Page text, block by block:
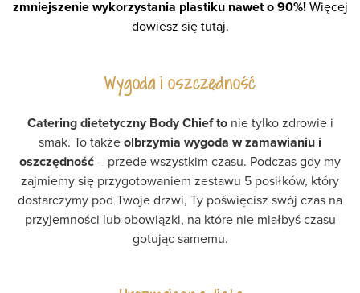
zmniejszenie wykorzystania plastiku nawet o 90%!Więcej
dowiesz się tutaj.
Wygoda i oszczędność
Catering dietetyczny Body Chief tonie tylko zdrowie i
smak. To także olbrzymia wygoda w zamawianiu i
oszczędność – przede wszystkim czasu. Podczas gdy my
zajmiemy się przygotowaniem zestawu 5 posiłków, który
dostarczymy pod Twoje drzwi, Ty poświęcisz swój czas na
przyjemności lub obowiązki, na które nie miałbyś czasu
gotując samemu.